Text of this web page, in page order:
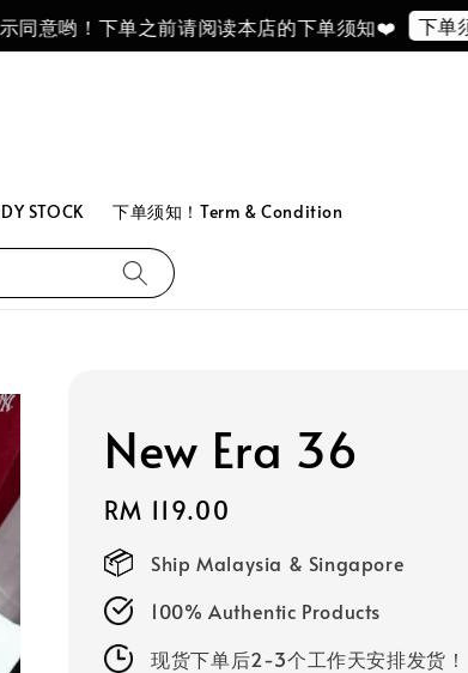
意哟！下单之前请阅读本店的下单须知❤️ 下单须知
STOCK 下单须知！Term & Condition
New Era 36
Regular
price
RM 119.00
Ship Malaysia & Singapore
100% Authentic Products
现货下单后2-3个工作天安排发货！